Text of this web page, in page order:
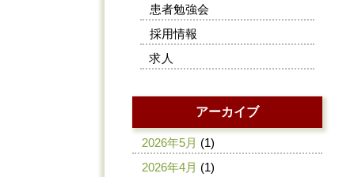
患者勉強会
採用情報
求人
アーカイブ
2026年5月 (1)
2026年4月 (1)